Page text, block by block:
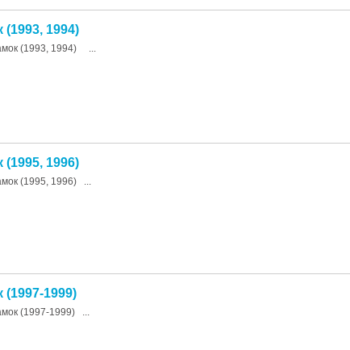
1994)
(1993, 1994) ...
1996)
(1995, 1996) ...
1999)
(1997-1999) ...